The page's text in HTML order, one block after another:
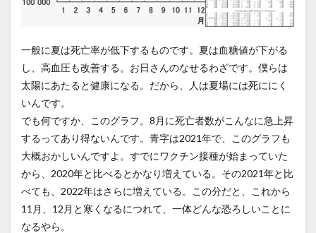
一般に夏は死亡率が低下するものです。夏は血糖値が下がる
し、高血圧も改善する。お日さんのなせるわざです。僕らは
太陽にあたると健康になる。だから、人は夏場には死ににく
いんです。
でも何ですか、このグラフ。8月に死亡者数がこんなに急上昇
するってあり得ないんです。青字は2021年で、このグラフも
大概おかしいんですよ。すでにワクチン接種が始まっていた
から、2020年と比べるとかなり増えている。その2021年と比
べても、2022年はさらに増えている。この分だと、これから
11月、12月と寒くなるにつれて、一体どんな恐ろしいことに
なるやら。